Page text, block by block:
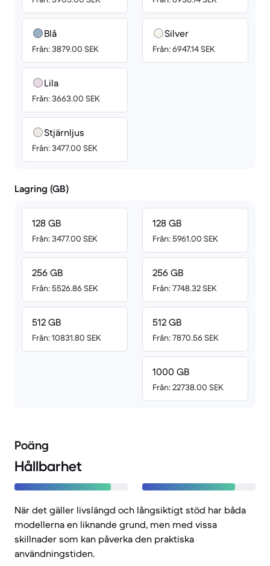
Blå
Från: 3879.00 SEK
Lila
Från: 3663.00 SEK
Stjärnljus
Från: 3477.00 SEK
Silver
Från: 6947.14 SEK
Lagring (GB)
128 GB
Från: 3477.00 SEK
256 GB
Från: 5526.86 SEK
512 GB
Från: 10831.80 SEK
128 GB
Från: 5961.00 SEK
256 GB
Från: 7748.32 SEK
512 GB
Från: 7870.56 SEK
1000 GB
Från: 22738.00 SEK
Poäng
Hållbarhet
När det gäller livslängd och långsiktigt stöd har båda
modellerna en liknande grund, men med vissa
skillnader som kan påverka den praktiska
användningstiden.